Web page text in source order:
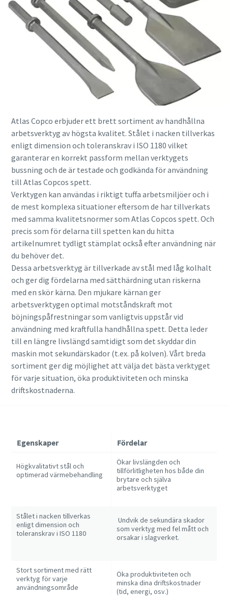
Atlas Copco erbjuder ett brett sortiment av handhållna
arbetsverktyg av högsta kvalitet. Stålet i nacken tillverkas
enligt dimension och toleranskrav i ISO 1180 vilket
garanterar en korrekt passform mellan verktygets
bussning och de är testade och godkända för användning
till Atlas Copcos spett.
Verktygen kan användas i riktigt tuffa arbetsmiljöer och i
de mest komplexa situationer eftersom de har tillverkats
med samma kvalitetsnormer som Atlas Copcos spett. Och
precis som för delarna till spetten kan du hitta
artikelnumret tydligt stämplat också efter användning när
du behöver det.
Dessa arbetsverktyg är tillverkade av stål med låg kolhalt
och ger dig fördelarna med sätthärdning utan riskerna
med en skör kärna. Den mjukare kärnan ger
arbetsverktygen optimal motståndskraft mot
böjningspåfrestningar som vanligtvis uppstår vid
användning med kraftfulla handhållna spett. Detta leder
till en längre livslängd samtidigt som det skyddar din
maskin mot sekundärskador (t.ex. på kolven). Vårt breda
sortiment ger dig möjlighet att välja det bästa verktyget
för varje situation, öka produktiviteten och minska
driftskostnaderna.
Egenskaper Fördelar
Högkvalitativt stål och
optimerad värmebehandling
Ökar livslängden och
tillförlitligheten hos både din
brytare och själva
arbetsverktyget
Stålet i nacken tillverkas
enligt dimension och
toleranskrav i ISO 1180
Undvik de sekundära skador
som verktyg med fel mått och
orsakar i slagverket.
Stort sortiment med rätt
verktyg för varje
användningsområde
Öka produktiviteten och
minska dina driftskostnader
(tid, energi, osv.)